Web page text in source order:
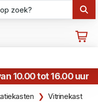
10.00 tot 16.00 uur
Vitrinekast